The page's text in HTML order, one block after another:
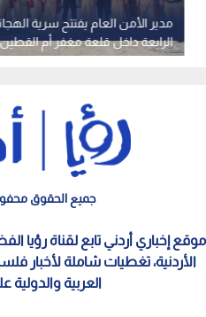
مدير الأمن العام يفتتح سرية
الرابعة داخل قلعة مغفر أم القطين
التاريخية بعد ترميمها
جميع الحقوق
موقع إخباري أردني تابع لقناة رؤيا
الأردنية، تغطيات شاملة لأخبار
العربية والدولية